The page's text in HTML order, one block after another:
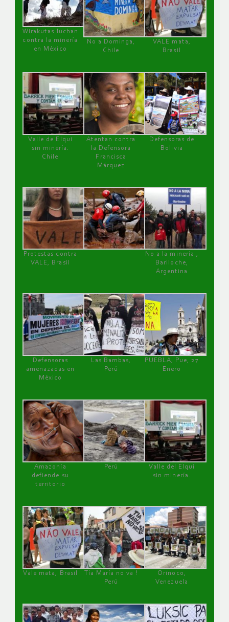
Wirakutas luchan
contra la minería
en México
No a Dominga,
Chile
VALE mata,
Brasil
Valle de Elqui
sin minería.
Chile
Atentan contra
la Defensora
Francisca
Márquez
Defensoras de
Bolivia
Protestas contra
VALE, Brasil
No a la minería ,
Bariloche,
Argentina
Defensoras
amenazadas en
México
Las Bambas,
Perú
PUEBLA, Pue, 27
Enero
Amazonía
defiende su
territorio
Perú
Valle del Elqui
sin minería.
Vale mata, Brasil
Tía María no va !
Perú
Orinoco,
Venezuela